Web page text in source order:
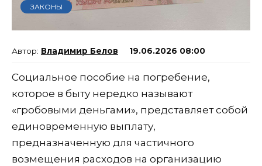
ЗАКОНЫ
Владимир Белов 19.06.2026 08:00
Социальное пособие на погребение,
которое в быту нередко называют
«гробовыми деньгами», представляет собой
единовременную выплату,
предназначенную для частичного
возмещения расходов на организацию